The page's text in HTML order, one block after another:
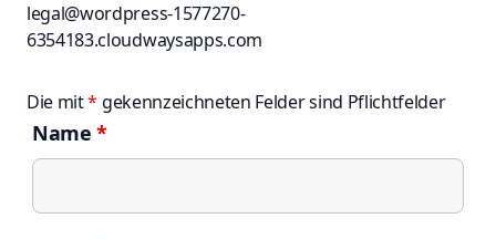
legal@wordpress-1577270-
6354183.cloudwaysapps.com
Die mit* gekennzeichneten Felder sind Pflichtfelder
Name*